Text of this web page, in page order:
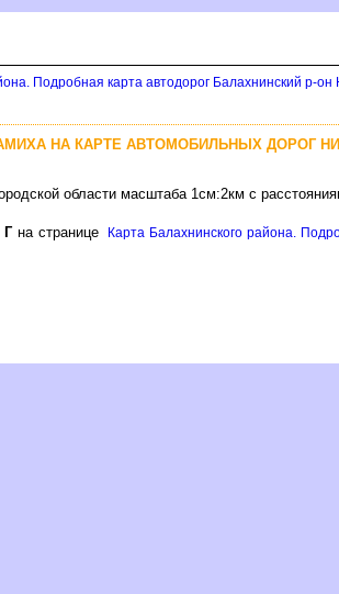
Подробная карта автодорог Балахнинский р-он
НА КАРТЕ АВТОМОБИЛЬНЫХ ДОРОГ
области масштаба 1см:2км с
Гна странице Карта Балахнинского района.